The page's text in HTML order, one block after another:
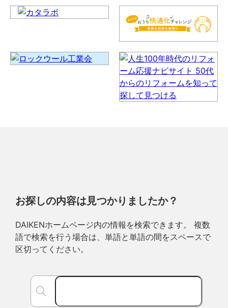
お探しの内容は見つかりましたか？
DAIKENホームページ内の情報を検索できます。 複数
語で検索を行う場合は、単語と単語の間をスペースで
区切ってください。